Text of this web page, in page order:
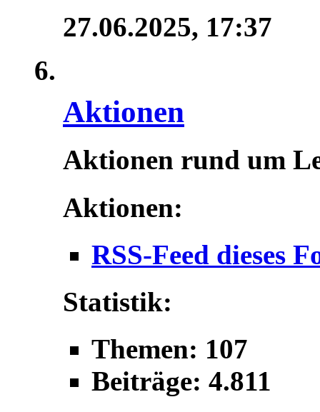
27.06.2025, 17:37
Aktionen
Aktionen rund um
Aktionen:
RSS-Feed dieses
Statistik:
Themen: 107
Beiträge: 4.811